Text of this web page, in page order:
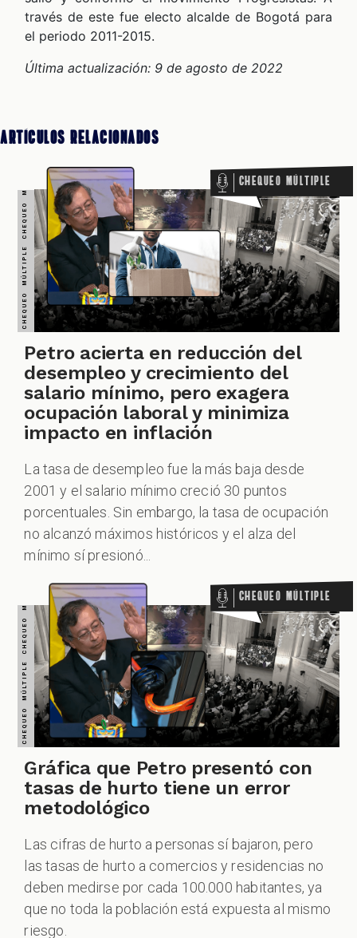
través de este fue electo alcalde de Bogotá para
el periodo 2011-2015.
Última actualización: 9 de agosto de 2022
Artículos Relacionados
Chequeo Múltiple
Petro acierta en reducción del
desempleo y crecimiento del
salario mínimo, pero exagera
ocupación laboral y minimiza
impacto en inflación
La tasa de desempleo fue la más baja desde
2001 y el salario mínimo creció 30 puntos
porcentuales. Sin embargo, la tasa de ocupación
no alcanzó máximos históricos y el alza del
mínimo sí presionó...
CHEQUEO MÚLTIPLE CHEQUEO MÚLTIPLE CHEQUEO MÚLTIPLE CHEQUEO MÚLTIPLE CHEQUEO MÚLTIPLE CHEQUEO MÚLTIPLE CHEQUEO MÚLTIPLE Chequeo Múltiple
Gráfica que Petro presentó con
tasas de hurto tiene un error
metodológico
Las cifras de hurto a personas sí bajaron, pero
las tasas de hurto a comercios y residencias no
deben medirse por cada 100.000 habitantes, ya
que no toda la población está expuesta al mismo
riesgo.
CHEQUEO MÚLTIPLE CHEQUEO MÚLTIPLE CHEQUEO MÚLTIPLE CHEQUEO MÚLTIPLE CHEQUEO MÚLTIPLE CHEQUEO MÚLTIPLE CHEQUEO MÚLTIPLE